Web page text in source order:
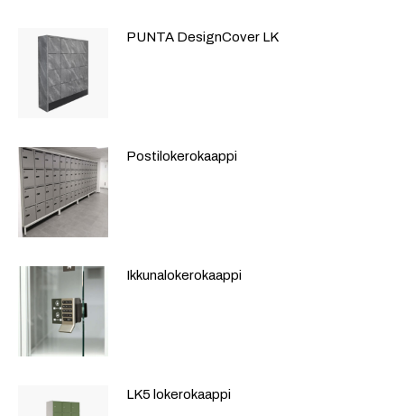
PUNTA DesignCover LK
Postilokerokaappi
Ikkunalokerokaappi
LK5 lokerokaappi